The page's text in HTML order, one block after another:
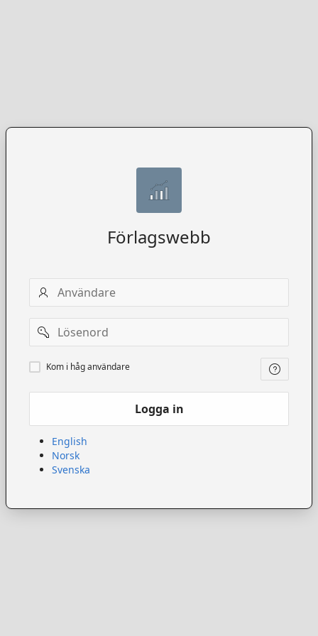
Förlagswebb
Användarnamn
Lösenord
Kom
ihåg
Kom i håg användare
Logga in
English
Norsk
Svenska